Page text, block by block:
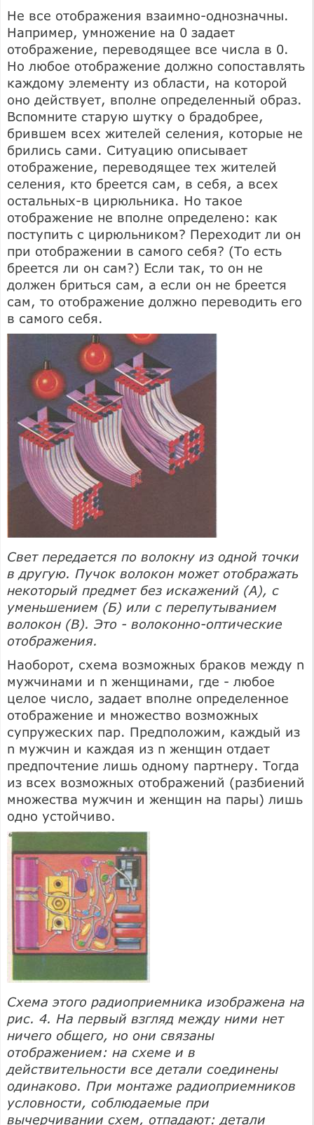
Не все отображения взаимно-однозначны.
Например, умножение на 0 задает
отображение, переводящее все числа в 0.
Но любое отображение должно сопоставлять
каждому элементу из области, на которой
оно действует, вполне определенный образ.
Вспомните старую шутку о брадобрее,
брившем всех жителей селения, которые не
брились сами. Ситуацию описывает
отображение, переводящее тех жителей
селения, кто бреется сам, в себя, а всех
остальных-в цирюльника. Но такое
отображение не вполне определено: как
поступить с цирюльником? Переходит ли он
при отображении в самого себя? (То есть
бреется ли он сам?) Если так, то он не
должен бриться сам, а если он не бреется
сам, то отображение должно переводить его
в самого себя.
Свет передается по волокну из одной точки
в другую. Пучок волокон может отображать
некоторый предмет без искажений (А), с
уменьшением (Б) или с перепутыванием
волокон (В). Это - волоконно-оптические
отображения.
Наоборот, схема возможных браков между n
мужчинами и n женщинами, где - любое
целое число, задает вполне определенное
отображение и множество возможных
супружеских пар. Предположим, каждый из
n мужчин и каждая из n женщин отдает
предпочтение лишь одному партнеру. Тогда
из всех возможных отображений (разбиений
множества мужчин и женщин на пары) лишь
одно устойчиво.
Схема этого радиоприемника изображена на
рис. 4. На первый взгляд между ними нет
ничего общего, но они связаны
отображением: на схеме и в
действительности все детали соединены
одинаково. При монтаже радиоприемников
условности, соблюдаемые при
вычерчивании схем, отпадают: детали